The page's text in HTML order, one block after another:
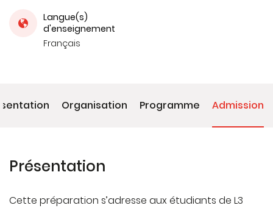
Langue(s)
d'enseignement
Français
Organisation Programme Admission
Présentation
Cette préparation s’adresse aux étudiants de L3